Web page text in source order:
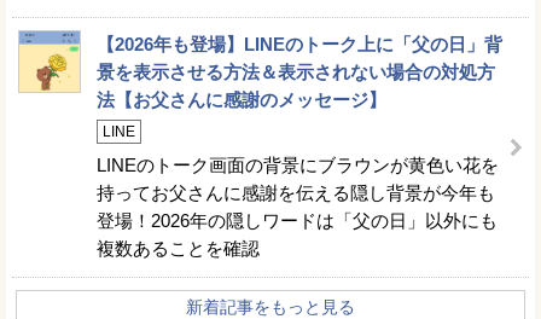
【2026年も登場】LINEのトーク上に「父の日」背
景を表示させる方法＆表示されない場合の対処方
法【お父さんに感謝のメッセージ】
LINE
LINEのトーク画面の背景にブラウンが黄色い花を
持ってお父さんに感謝を伝える隠し背景が今年も
登場！2026年の隠しワードは「父の日」以外にも
複数あることを確認
新着記事をもっと見る